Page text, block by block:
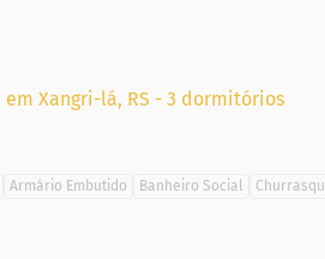
Xangri-lá, RS - 3 dormitórios
Armário Embutido Banheiro Social